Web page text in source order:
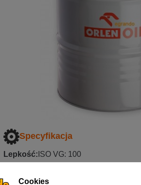
Specyfikacja
Lepkość: ISO VG: 100
Cookies